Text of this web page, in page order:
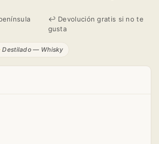
↩️ Devolución gratis si no te
gusta
Destilado — Whisky